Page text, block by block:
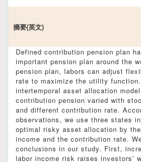
摘要(英文)
Defined contribution pension plan
important pension plan around the
pension plan, labors can adjust
rate to maximize the utility
intertemporal asset allocation
contribution pension varied with
and different contribution rate.
observations, we use three states
optimal risky asset allocation by
income and the contribution rate.
conclusions in our study. First,
labor income risk raises investors’